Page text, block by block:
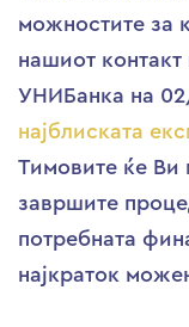
можностите за
нашиот
УНИБанка на 02/
најблиската
Тимовите ќе Ви
завршите
потребната
најкраток